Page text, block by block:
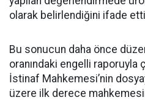
olarak belirlendiğini ifade
Bu sonucun daha önce
oranındaki engelli
İstinaf Mahkemesi’nin
üzere ilk derece